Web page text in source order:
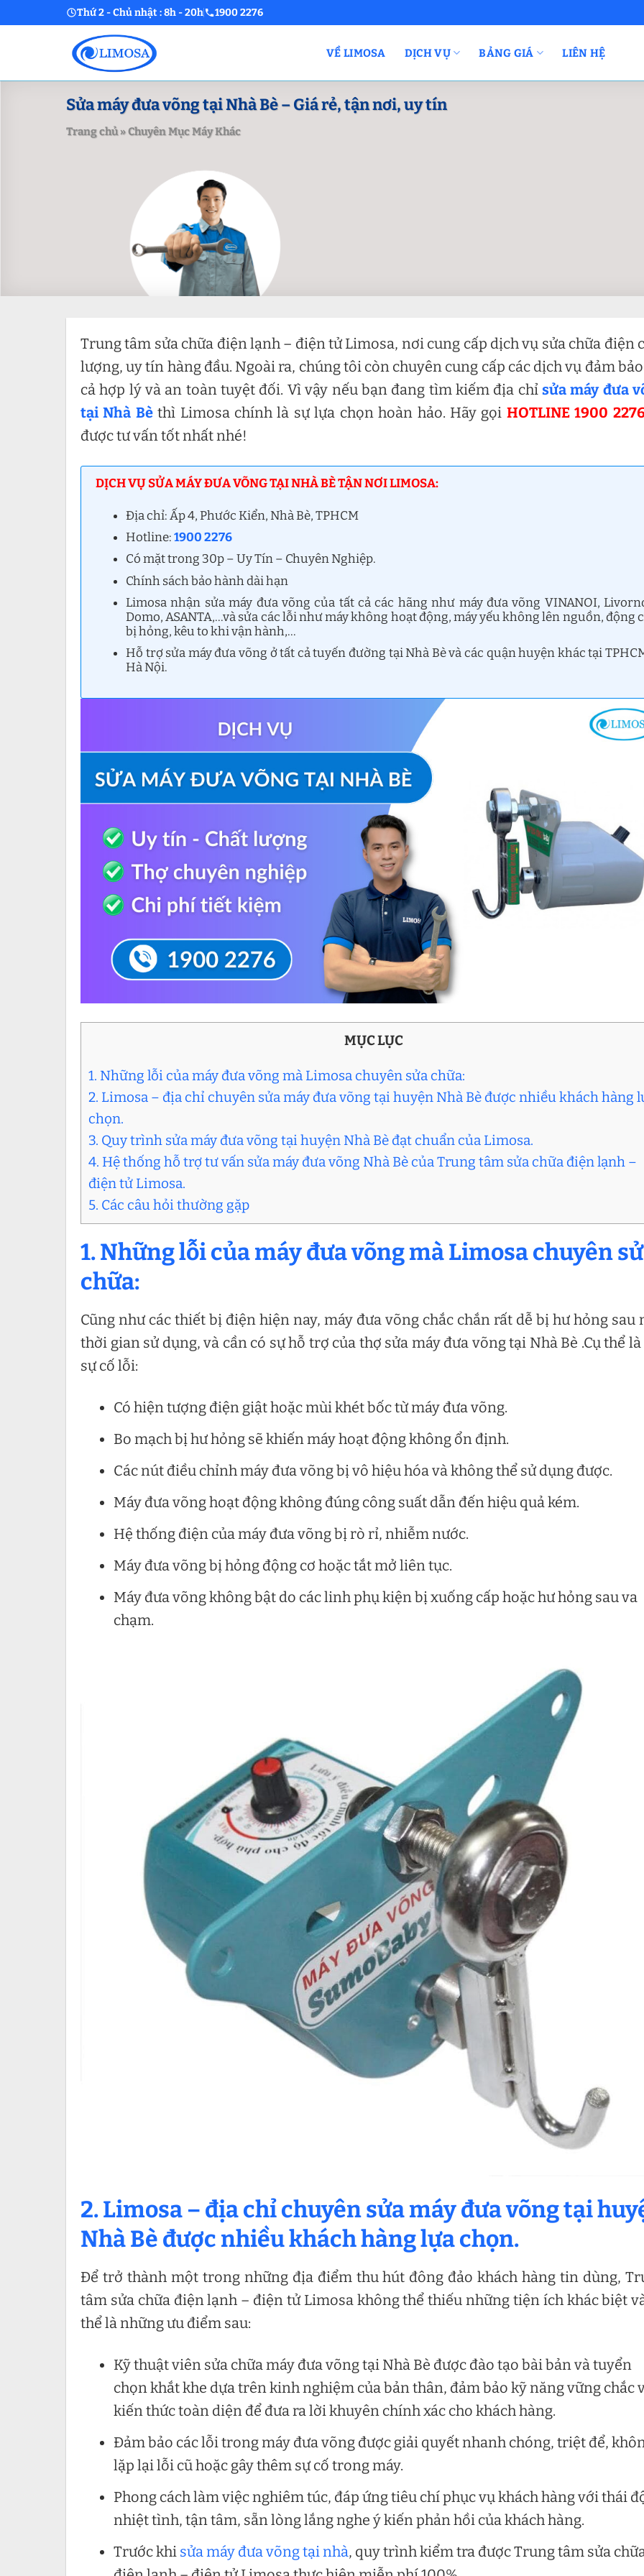
to
Thứ 2 - Chủ nhật : 8h - 20h 1900 2276
VỀ LIMOSA DỊCH VỤ BẢNG GIÁ LIÊN HỆ
Sửa máy đưa võng tại Nhà Bè – Giá rẻ, tận nơi, uy tín
Trang chủ»Chuyên Mục Máy Khác
Trung tâm sửa chữa điện lạnh – điện tử Limosa, nơi cung cấp dịch vụ sửa chữa điện
lượng, uy tín hàng đầu. Ngoài ra, chúng tôi còn chuyên cung cấp các dịch vụ đảm
cả hợp lý và an toàn tuyệt đối. Vì vậy nếu bạn đang tìm kiếm địa chỉ sửa máy đưa
tại Nhà Bèthì Limosa chính là sự lựa chọn hoàn hảo. Hãy gọi HOTLINE 1900
được tư vấn tốt nhất nhé!
DỊCH VỤ SỬA MÁY ĐƯA VÕNG TẠI NHÀ BÈ TẬN NƠI LIMOSA:
Địa chỉ: Ấp 4, Phước Kiển, Nhà Bè, TPHCM
Hotline:1900 2276
Có mặt trong 30p – Uy Tín – Chuyên Nghiệp.
Chính sách bảo hành dài hạn
Limosa nhận sửa máy đưa võng của tất cả các hãng như máy đưa võng VINANOI,
Domo, ASANTA,…và sửa các lỗi như máy không hoạt động, máy yếu không lên nguồn, động
bị hỏng, kêu to khi vận hành,…
Hỗ trợ sửa máy đưa võng ở tất cả tuyến đường tại Nhà Bè và các quận huyện khác tại
Hà Nội.
MỤC LỤC
1. Những lỗi của máy đưa võng mà Limosa chuyên sửa chữa:
2. Limosa – địa chỉ chuyên sửa máy đưa võng tại huyện Nhà Bè được nhiều khách hàng
chọn.
3. Quy trình sửa máy đưa võng tại huyện Nhà Bè đạt chuẩn của Limosa.
4. Hệ thống hỗ trợ tư vấn sửa máy đưa võng Nhà Bè của Trung tâm sửa chữa điện lạnh –
điện tử Limosa.
5. Các câu hỏi thường gặp
1. Những lỗi của máy đưa võng mà Limosa chuyên
chữa:
Cũng như các thiết bị điện hiện nay, máy đưa võng chắc chắn rất dễ bị hư hỏng sau
thời gian sử dụng, và cần có sự hỗ trợ của thợ sửa máy đưa võng tại Nhà Bè .Cụ thể là
sự cố lỗi:
Có hiện tượng điện giật hoặc mùi khét bốc từ máy đưa võng.
Bo mạch bị hư hỏng sẽ khiến máy hoạt động không ổn định.
Các nút điều chỉnh máy đưa võng bị vô hiệu hóa và không thể sử dụng được.
Máy đưa võng hoạt động không đúng công suất dẫn đến hiệu quả kém.
Hệ thống điện của máy đưa võng bị rò rỉ, nhiễm nước.
Máy đưa võng bị hỏng động cơ hoặc tắt mở liên tục.
Máy đưa võng không bật do các linh phụ kiện bị xuống cấp hoặc hư hỏng sau va
chạm.
2. Limosa – địa chỉ chuyên sửa máy đưa võng tại
Nhà Bè được nhiều khách hàng lựa chọn.
Để trở thành một trong những địa điểm thu hút đông đảo khách hàng tin dùng,
tâm sửa chữa điện lạnh – điện tử Limosa không thể thiếu những tiện ích khác biệt
thể là những ưu điểm sau:
Kỹ thuật viên sửa chữa máy đưa võng tại Nhà Bè được đào tạo bài bản và tuyển
chọn khắt khe dựa trên kinh nghiệm của bản thân, đảm bảo kỹ năng vững chắc
kiến thức toàn diện để đưa ra lời khuyên chính xác cho khách hàng.
Đảm bảo các lỗi trong máy đưa võng được giải quyết nhanh chóng, triệt để,
lặp lại lỗi cũ hoặc gây thêm sự cố trong máy.
Phong cách làm việc nghiêm túc, đáp ứng tiêu chí phục vụ khách hàng với thái
nhiệt tình, tận tâm, sẵn lòng lắng nghe ý kiến phản hồi của khách hàng.
Trước khi sửa máy đưa võng tại nhà, quy trình kiểm tra được Trung tâm sửa